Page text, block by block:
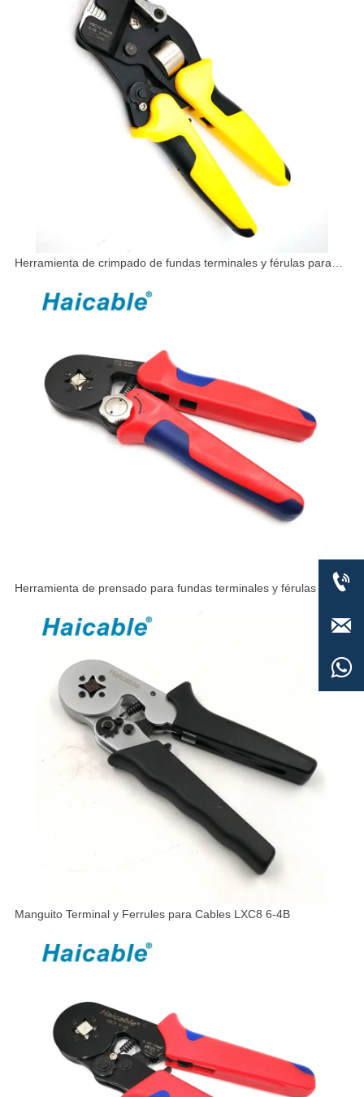
Herramienta de crimpado de fundas terminales y férulas para
Herramienta de prensado para fundas terminales y férulas de
Manguito Terminal y Ferrules para Cables LXC8 6-4B


